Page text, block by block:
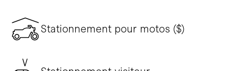
Stationnement pour motos ($)